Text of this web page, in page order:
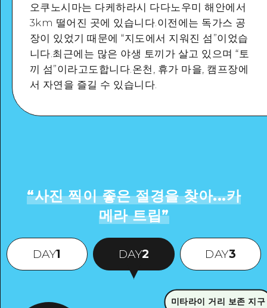
Google Maps
오쿠노시마는 다케하라시 다다노우미 해안에서
3km 떨어진 곳에 있습니다.이전에는 독가스 공
장이 있었기 때문에 “지도에서 지워진 섬”이었습
니다.최근에는 많은 야생 토끼가 살고 있으며 “토
끼 섬”이라고도합니다.온천, 휴가 마을, 캠프장에
서 자연을 즐길 수 있습니다.
“사진 찍이 좋은 절경을 찾아...카
메라 트립”
DAY1 DAY2 DAY3
미타라이 거리 보존 지구